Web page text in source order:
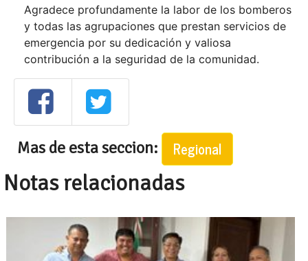
Agradece profundamente la labor de los bomberos
y todas las agrupaciones que prestan servicios de
emergencia por su dedicación y valiosa
contribución a la seguridad de la comunidad.
Mas de esta seccion: Regional
Notas relacionadas